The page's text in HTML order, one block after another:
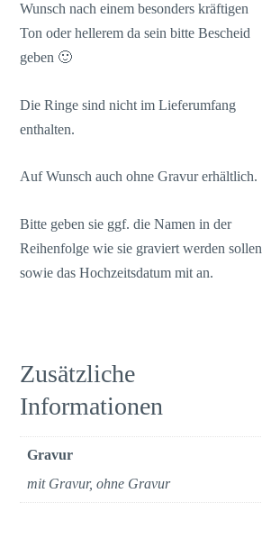
Wunsch nach einem besonders kräftigen
Ton oder hellerem da sein bitte Bescheid
geben 🙂
Die Ringe sind nicht im Lieferumfang
enthalten.
Auf Wunsch auch ohne Gravur erhältlich.
Bitte geben sie ggf. die Namen in der
Reihenfolge wie sie graviert werden sollen
sowie das Hochzeitsdatum mit an.
Zusätzliche
Informationen
Gravur
mit Gravur, ohne Gravur